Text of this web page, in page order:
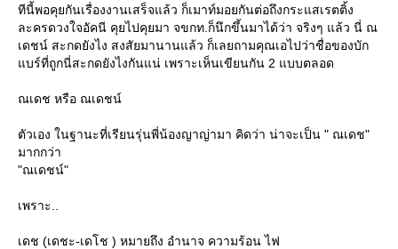
ทีนี้พอคุยกันเรื่องงานเสร็จแล้ว ก็เมาท์มอยกันต่อถึงกระแสเรตติ้ง
ละครดวงใจอัคนี คุยไปคุยมา จขกท.ก็นึกขึ้นมาได้ว่า จริงๆ แล้ว นี่ ณ
เดชน์ สะกดยังไง สงสัยมานานแล้ว ก็เลยถามคุณเอไปว่าชื่อของบัก
บร์ที่ถูกนี่สะกดยังไงกันแน่ เพราะเห็นเขียนกัน 2 แบบตลอด
ณเดช หรือ ณเดชน์
ตัวเอง ในฐานะที่เรียนรุ่นพี่น้องญาญ่ามา คิดว่า น่าจะเป็น " ณเดช"
มากกว่า
"ณเดชน์"
เพราะ..
เดช (เดชะ-เดโช ) หมายถึง อำนาจ ความร้อน ไฟ